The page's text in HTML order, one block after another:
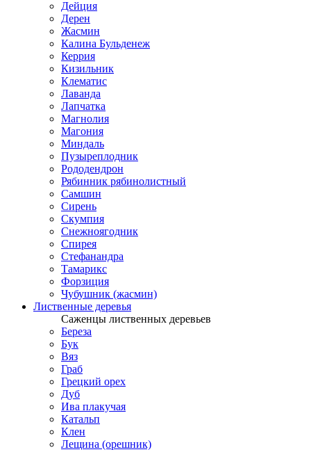
Дейция
Дерен
Жасмин
Калина Бульденеж
Керрия
Кизильник
Клематис
Лаванда
Лапчатка
Магнолия
Магония
Миндаль
Пузыреплодник
Рододендрон
Рябинник рябинолистный
Самшин
Сирень
Скумпия
Снежноягодник
Спирея
Стефанандра
Тамарикс
Форзиция
Чубушник (жасмин)
Лиственные деревья
Саженцы лиственных деревьев
Береза
Бук
Вяз
Граб
Грецкий орех
Дуб
Ива плакучая
Катальп
Клен
Лещина (орешник)